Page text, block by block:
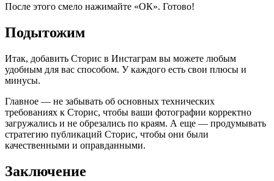
После этого смело нажимайте «ОК». Готово!
Подытожим
Итак, добавить Сторис в Инстаграм вы можете любым
удобным для вас способом. У каждого есть свои плюсы и
минусы.
Главное — не забывать об основных технических
требованиях к Сторис, чтобы ваши фотографии корректно
загружались и не обрезались по краям. А еще — продумывать
стратегию публикаций Сторис, чтобы они были
качественными и оправданными.
Заключение